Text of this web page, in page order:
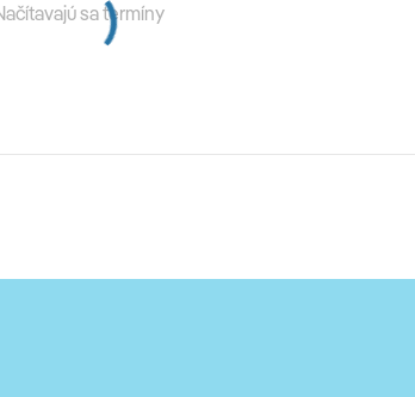
(á la carte, orientálna
taxa, iné poplatky
sa termíny